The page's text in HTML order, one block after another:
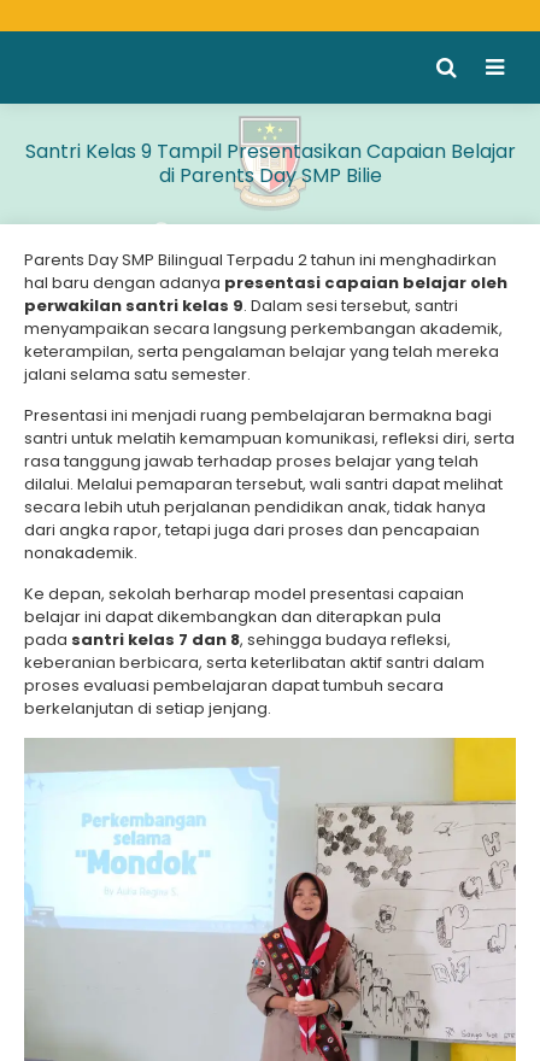
Santri Kelas 9 Tampil Presentasikan Capaian Belajar
di Parents Day SMP Bilie
Parents Day SMP Bilingual Terpadu 2 tahun ini menghadirkan
hal baru dengan adanya presentasi capaian belajar oleh
perwakilan santri kelas 9. Dalam sesi tersebut, santri
menyampaikan secara langsung perkembangan akademik,
keterampilan, serta pengalaman belajar yang telah mereka
jalani selama satu semester.
Presentasi ini menjadi ruang pembelajaran bermakna bagi
santri untuk melatih kemampuan komunikasi, refleksi diri, serta
rasa tanggung jawab terhadap proses belajar yang telah
dilalui. Melalui pemaparan tersebut, wali santri dapat melihat
secara lebih utuh perjalanan pendidikan anak, tidak hanya
dari angka rapor, tetapi juga dari proses dan pencapaian
nonakademik.
Ke depan, sekolah berharap model presentasi capaian
belajar ini dapat dikembangkan dan diterapkan pula
pada santri kelas 7 dan 8, sehingga budaya refleksi,
keberanian berbicara, serta keterlibatan aktif santri dalam
proses evaluasi pembelajaran dapat tumbuh secara
berkelanjutan di setiap jenjang.